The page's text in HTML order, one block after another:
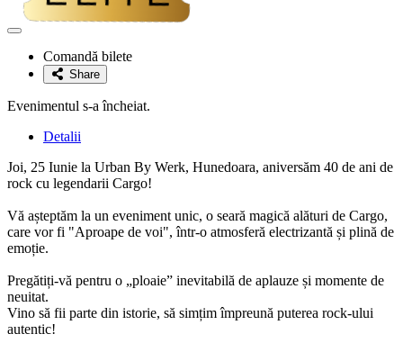
Adaugă
favoriteComandă bilete
Share
Evenimentul s-a încheiat.
Detalii
Joi, 25 Iunie la Urban By Werk, Hunedoara, aniversăm 40 de ani de
rock cu legendarii Cargo!
Vă așteptăm la un eveniment unic, o seară magică alături de Cargo,
care vor fi "Aproape de voi", într-o atmosferă electrizantă și plină de
emoție.
Pregătiți-vă pentru o „ploaie” inevitabilă de aplauze și momente de
neuitat.
Vino să fii parte din istorie, să simțim împreună puterea rock-ului
autentic!